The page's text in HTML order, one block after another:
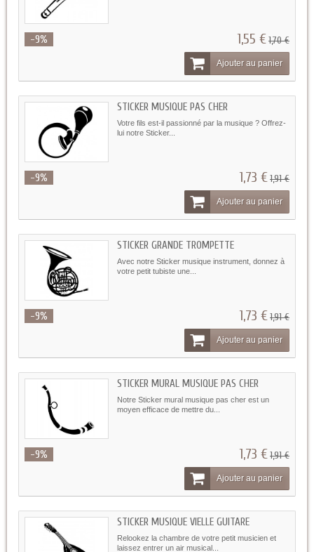
-9% 1,55 €1,70 €
Ajouter au panier
STICKER MUSIQUE PAS CHER
Votre fils est-il passionné par la musique ? Offrez-
lui notre Sticker...
-9% 1,73 €1,91 €
Ajouter au panier
STICKER GRANDE TROMPETTE
Avec notre Sticker musique instrument, donnez à
votre petit tubiste une...
-9% 1,73 €1,91 €
Ajouter au panier
STICKER MURAL MUSIQUE PAS CHER
Notre Sticker mural musique pas cher est un
moyen efficace de mettre du...
-9% 1,73 €1,91 €
Ajouter au panier
STICKER MUSIQUE VIELLE GUITARE
Relookez la chambre de votre petit musicien et
laissez entrer un air musical...